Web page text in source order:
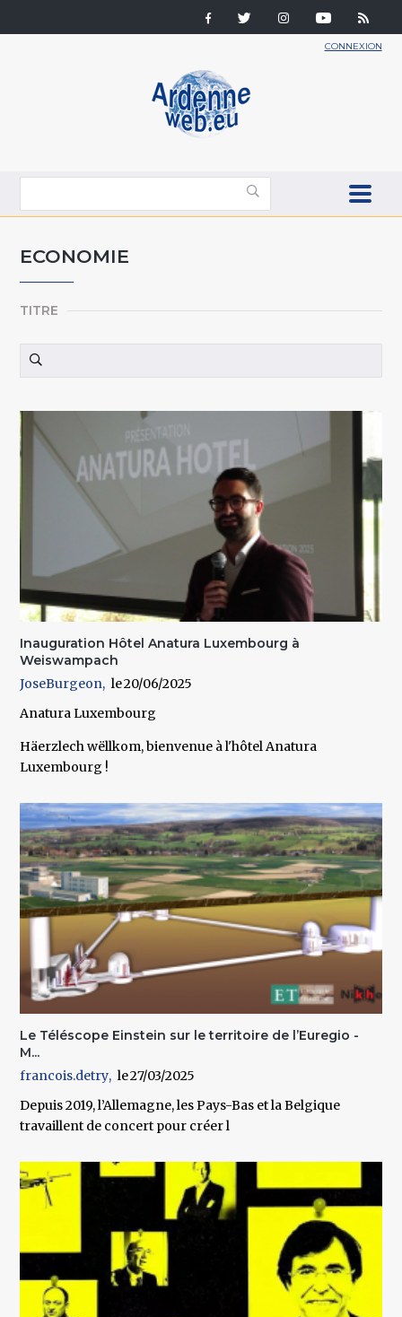
CONNEXION
ECONOMIE
TITRE
Inauguration Hôtel Anatura Luxembourg à
Weiswampach
JoseBurgeon
20/06/2025
Anatura Luxembourg
Häerzlech wëllkom, bienvenue à l'hôtel Anatura
Luxembourg !
Le Téléscope Einstein sur le territoire de l’Euregio -
M...
francois.detry
27/03/2025
Depuis 2019, l’Allemagne, les Pays-Bas et la Belgique
travaillent de concert pour créer l